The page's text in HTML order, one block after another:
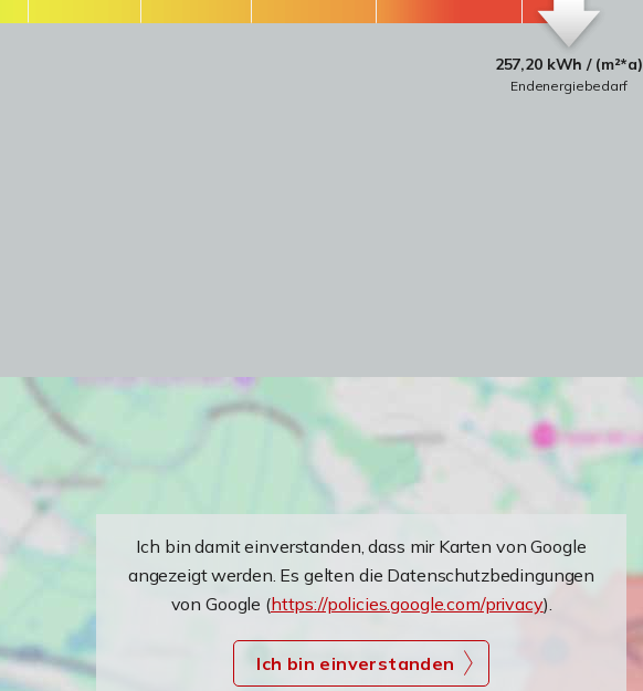
257,20 kWh / (m²*a)
Endenergiebedarf
Ich bin damit einverstanden, dass mir Karten von Google
angezeigt werden. Es gelten die Datenschutzbedingungen
von Google (https://policies.google.com/privacy).
Ich bin einverstanden